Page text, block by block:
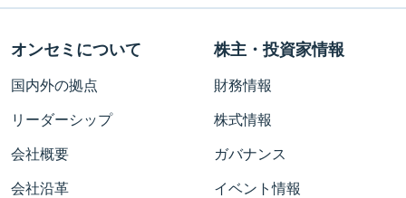
オンセミについて
国内外の拠点
リーダーシップ
会社概要
会社沿革
株主・投資家情報
財務情報
株式情報
ガバナンス
イベント情報